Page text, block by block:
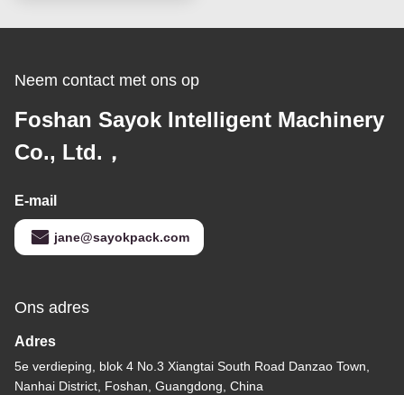
Neem contact met ons op
Foshan Sayok Intelligent Machinery
Co., Ltd.，
E-mail
jane@sayokpack.com
Ons adres
Adres
5e verdieping, blok 4 No.3 Xiangtai South Road Danzao Town,
Nanhai District, Foshan, Guangdong, China